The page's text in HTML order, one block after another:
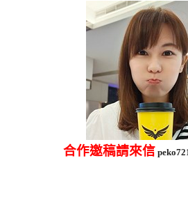
合作邀稿請來信